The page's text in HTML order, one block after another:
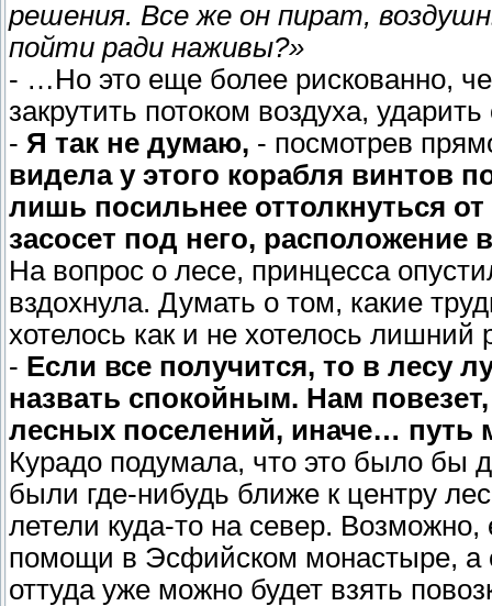
решения. Все же он пират,
пойти ради наживы?»
- …Но это еще более рискованно,
закрутить потоком воздуха,
- Я так не думаю, - посмотрев
видела у этого корабля винтов
лишь посильнее оттолкнуться
засосет под него, расположение
На вопрос о лесе, принцесса
вздохнула. Думать о том, какие
хотелось как и не хотелось лишний
- Если все получится, то в лесу
назвать спокойным. Нам
лесных поселений, иначе… путь
Курадо подумала, что это было бы
были где-нибудь ближе к центру
летели куда-то на север.
помощи в Эсфийском монастыре, а
оттуда уже можно будет взять